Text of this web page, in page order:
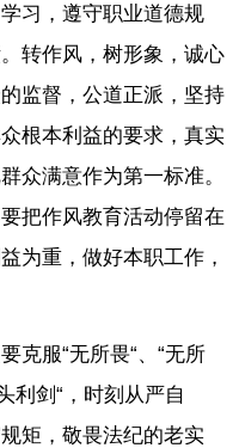
习，遵守职业道德规
转作风，树形象，诚心
监督，公道正派，坚持
根本利益的要求，真实
众满意作为第一标准。
把作风教育活动停留在
为重，做好本职工作，
克服“无所畏“、“无所
利剑“，时刻从严自
矩，敬畏法纪的老实